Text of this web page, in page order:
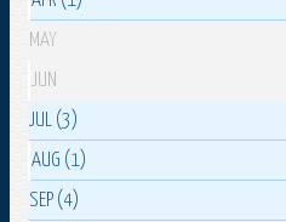
MAY
JUN
JUL (3)
AUG (1)
SEP (4)